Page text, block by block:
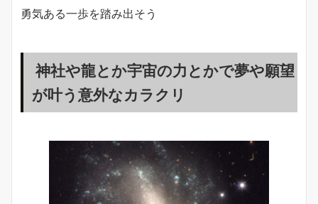
勇気ある一歩を踏み出そう
神社や龍とか宇宙の力とかで夢や願望
が叶う意外なカラクリ